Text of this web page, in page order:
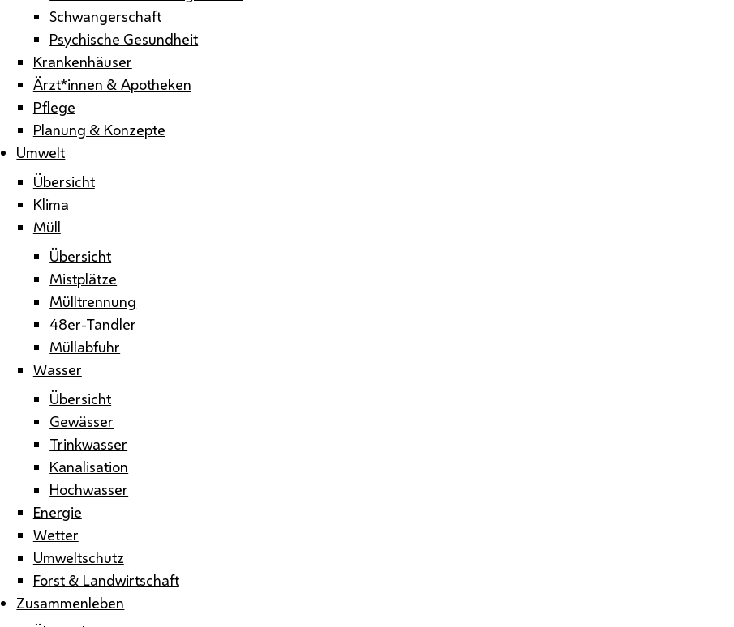
Schwangerschaft
Psychische Gesundheit
Krankenhäuser
Ärzt*innen & Apotheken
Pflege
Planung & Konzepte
Umwelt
Übersicht
Klima
Müll
Übersicht
Mistplätze
Mülltrennung
48er-Tandler
Müllabfuhr
Wasser
Übersicht
Gewässer
Trinkwasser
Kanalisation
Hochwasser
Energie
Wetter
Umweltschutz
Forst & Landwirtschaft
Zusammenleben